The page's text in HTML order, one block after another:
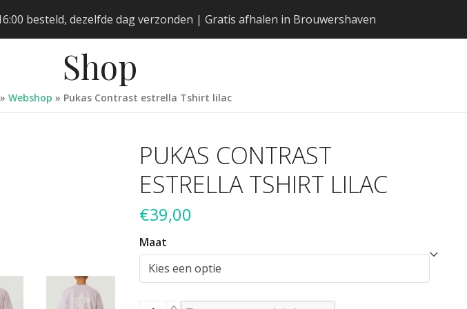
besteld, dezelfde dag verzonden | Gratis afhalen in Brouwershaven
Shop
Webshop » Pukas Contrast estrella Tshirt lilac
PUKAS CONTRAST
ESTRELLA TSHIRT LILAC
€39,00
Maat